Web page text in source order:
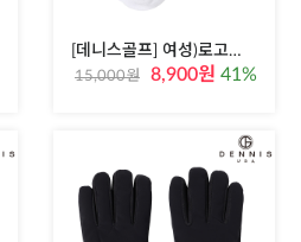
[데니스골프] 여성)로고포인트 중목양말
15,000원 8,900원 41%